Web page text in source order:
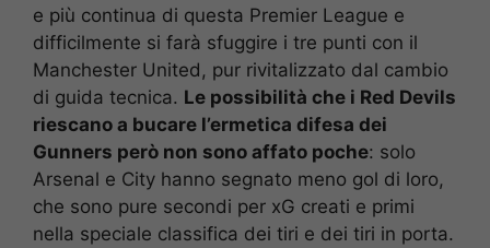
e più continua di questa Premier League e
difficilmente si farà sfuggire i tre punti con il
Manchester United, pur rivitalizzato dal cambio
di guida tecnica. Le possibilità che i Red Devils
riescano a bucare l’ermetica difesa dei
Gunners però non sono affato poche: solo
Arsenal e City hanno segnato meno gol di loro,
che sono pure secondi per xG creati e primi
nella speciale classifica dei tiri e dei tiri in porta.